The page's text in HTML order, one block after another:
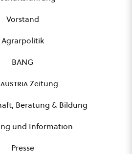
Vorstand
Agrarpolitik
BANG
Zeitung
Beratung & Bildung
und Information
Presse